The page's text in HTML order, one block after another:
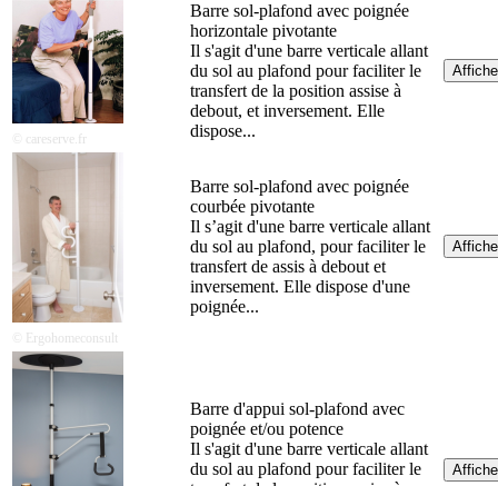
© careserve.fr
Barre sol-plafond avec poignée
horizontale pivotante
Il s'agit d'une barre verticale allant
du sol au plafond pour faciliter le
transfert de la position assise à
debout, et inversement. Elle
dispose...
© Ergohomeconsult
Barre sol-plafond avec poignée
courbée pivotante
Il s’agit d'une barre verticale allant
du sol au plafond, pour faciliter le
transfert de assis à debout et
inversement. Elle dispose d'une
poignée...
Barre d'appui sol-plafond avec
poignée et/ou potence
Il s'agit d'une barre verticale allant
du sol au plafond pour faciliter le